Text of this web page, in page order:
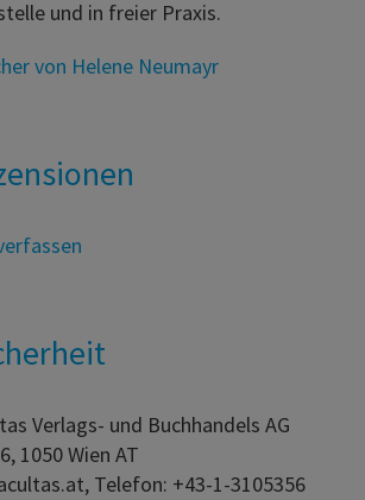
und in freier Praxis.
von Helene Neumayr
Verlags- und Buchhandels AG
1050 Wien AT
Telefon: +43-1-3105356